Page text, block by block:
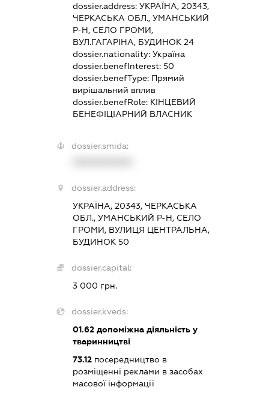
dossier.address: УКРАЇНА, 20343,
ЧЕРКАСЬКА ОБЛ., УМАНСЬКИЙ
Р-Н, СЕЛО ГРОМИ,
ВУЛ.ГАГАРІНА, БУДИНОК 24
dossier.nationality: Україна
dossier.benefInterest: 50
dossier.benefType: Прямий
вирішальний вплив
dossier.benefRole: КІНЦЕВИЙ
БЕНЕФІЦІАРНИЙ ВЛАСНИК
dossier.smida:
dossier.address:
УКРАЇНА, 20343, ЧЕРКАСЬКА
ОБЛ., УМАНСЬКИЙ Р-Н, СЕЛО
ГРОМИ, ВУЛИЦЯ ЦЕНТРАЛЬНА,
БУДИНОК 50
dossier.capital:
3 000 грн.
dossier.kveds:
01.62допоміжна діяльність у
тваринництві
73.12посередництво в
розміщенні реклами в засобах
масової інформації